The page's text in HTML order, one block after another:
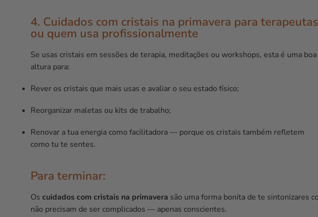
4. Cuidados com cristais na primavera para terapeutas
ou quem usa profissionalmente
Se usas cristais em sessões de terapia, meditações ou workshops, esta é uma boa
altura para:
Rever os cristais que mais usas e avaliar o seu estado físico;
Reorganizar maletas ou kits de trabalho;
Renovar a tua energia como facilitadora — porque os cristais também refletem
como tu te sentes.
Para terminar:
Os cuidados com cristais na primavera são uma forma bonita de te sintonizares
não precisam de ser complicados — apenas conscientes.